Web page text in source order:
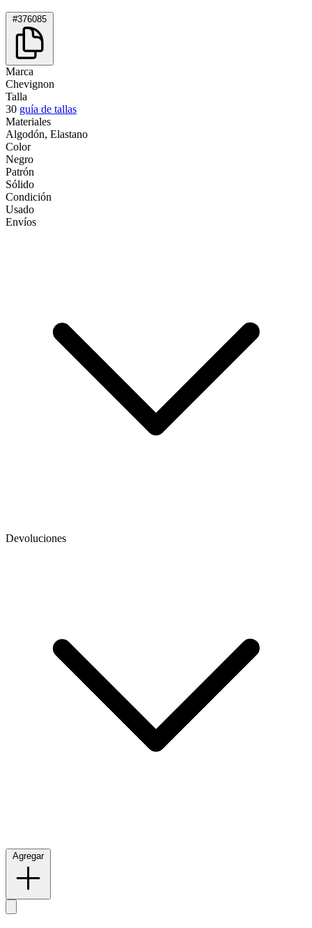
#376085
Marca
Chevignon
Talla
30 guía de tallas
Materiales
Algodón, Elastano
Color
Negro
Patrón
Sólido
Condición
Usado
Envíos
Devoluciones
Agregar